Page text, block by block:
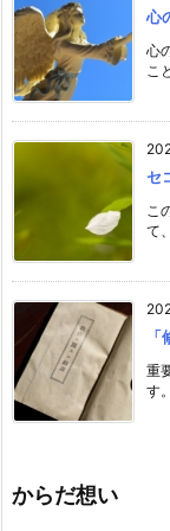
心
心
こ
セ
こ
て
重
す
からだ想い